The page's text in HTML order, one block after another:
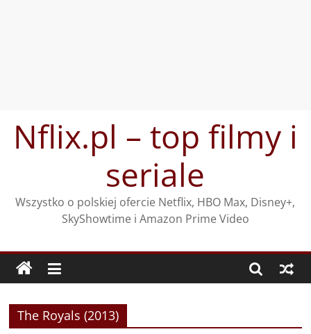
treściNflix.pl – top filmy i
seriale
Wszystko o polskiej ofercie Netflix, HBO Max, Disney+,
SkyShowtime i Amazon Prime Video
The Royals (2013)